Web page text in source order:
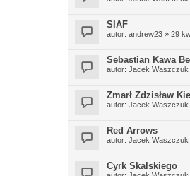
SIAF
autor: andrew23 » 29
Sebastian Kawa
autor: Jacek Waszczuk
Zmarł Zdzisław
autor: Jacek Waszczuk
Red Arrows
autor: Jacek Waszczuk
Cyrk Skalskiego